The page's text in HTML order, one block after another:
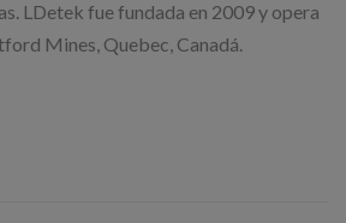
LDetek fue fundada en 2009 y opera
Mines, Quebec, Canadá.